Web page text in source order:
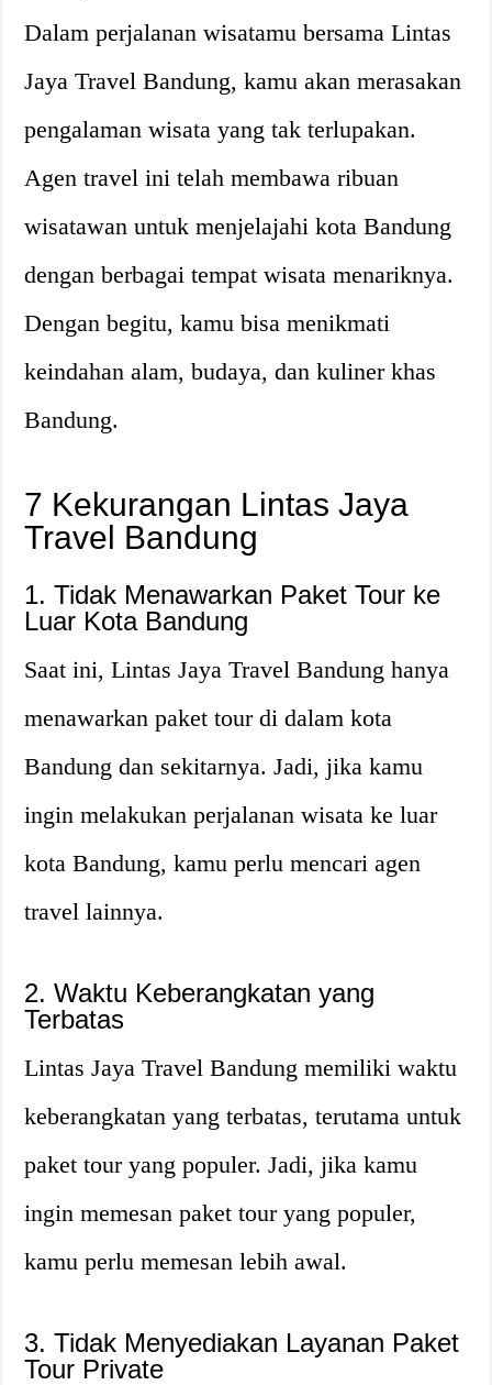
Dalam perjalanan wisatamu bersama Lintas
Jaya Travel Bandung, kamu akan merasakan
pengalaman wisata yang tak terlupakan.
Agen travel ini telah membawa ribuan
wisatawan untuk menjelajahi kota Bandung
dengan berbagai tempat wisata menariknya.
Dengan begitu, kamu bisa menikmati
keindahan alam, budaya, dan kuliner khas
Bandung.
7 Kekurangan Lintas Jaya
Travel Bandung
1. Tidak Menawarkan Paket Tour ke
Luar Kota Bandung
Saat ini, Lintas Jaya Travel Bandung hanya
menawarkan paket tour di dalam kota
Bandung dan sekitarnya. Jadi, jika kamu
ingin melakukan perjalanan wisata ke luar
kota Bandung, kamu perlu mencari agen
travel lainnya.
2. Waktu Keberangkatan yang
Terbatas
Lintas Jaya Travel Bandung memiliki waktu
keberangkatan yang terbatas, terutama untuk
paket tour yang populer. Jadi, jika kamu
ingin memesan paket tour yang populer,
kamu perlu memesan lebih awal.
3. Tidak Menyediakan Layanan Paket
Tour Private